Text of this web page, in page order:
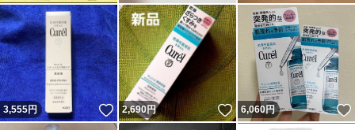
3,555円 いいね！
2,690円 いいね！
6,060円